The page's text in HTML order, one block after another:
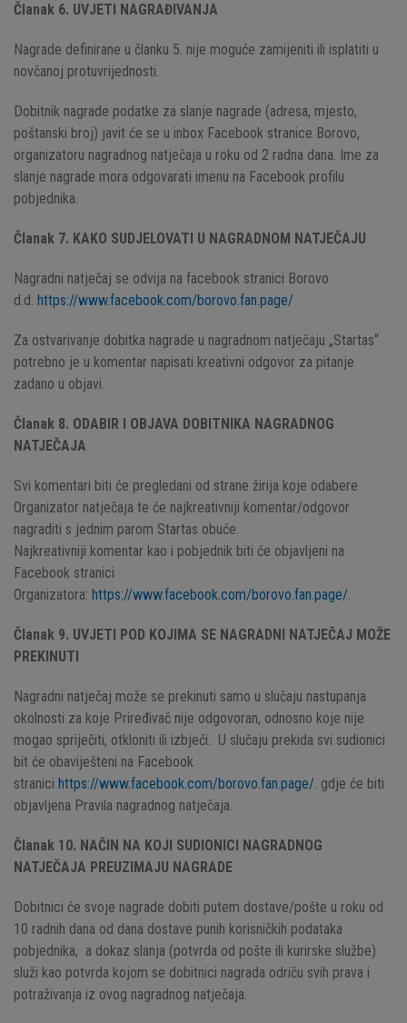
Članak 6. UVJETI NAGRAĐIVANJA
Nagrade definirane u članku 5. nije moguće zamijeniti ili isplatiti u
novčanoj protuvrijednosti.
Dobitnik nagrade podatke za slanje nagrade (adresa, mjesto,
poštanski broj) javit će se u inbox Facebook stranice Borovo,
organizatoru nagradnog natječaja u roku od 2 radna dana. Ime za
slanje nagrade mora odgovarati imenu na Facebook profilu
pobjednika.
Članak 7. KAKO SUDJELOVATI U NAGRADNOM NATJEČAJU
Nagradni natječaj se odvija na facebook stranici Borovo
d.d. https://www.facebook.com/borovo.fan.page/
Za ostvarivanje dobitka nagrade u nagradnom natječaju „Startas“
potrebno je u komentar napisati kreativni odgovor za pitanje
zadano u objavi.
Članak 8. ODABIR I OBJAVA DOBITNIKA NAGRADNOG
NATJEČAJA
Svi komentari biti će pregledani od strane žirija koje odabere
Organizator natječaja te će najkreativniji komentar/odgovor
nagraditi s jednim parom Startas obuće.
Najkreativniji komentar kao i pobjednik biti će objavljeni na
Facebook stranici
Organizatora: https://www.facebook.com/borovo.fan.page/.
Članak 9. UVJETI POD KOJIMA SE NAGRADNI NATJEČAJ MOŽE
PREKINUTI
Nagradni natječaj može se prekinuti samo u slučaju nastupanja
okolnosti za koje Priređivač nije odgovoran, odnosno koje nije
mogao spriječiti, otkloniti ili izbjeći. U slučaju prekida svi sudionici
bit će obaviješteni na Facebook
stranici https://www.facebook.com/borovo.fan.page/. gdje će biti
objavljena Pravila nagradnog natječaja.
Članak 10. NAČIN NA KOJI SUDIONICI NAGRADNOG
NATJEČAJA PREUZIMAJU NAGRADE
Dobitnici će svoje nagrade dobiti putem dostave/pošte u roku od
10 radnih dana od dana dostave punih korisničkih podataka
pobjednika, a dokaz slanja (potvrda od pošte ili kurirske službe)
služi kao potvrda kojom se dobitnici nagrada odriču svih prava i
potraživanja iz ovog nagradnog natječaja.